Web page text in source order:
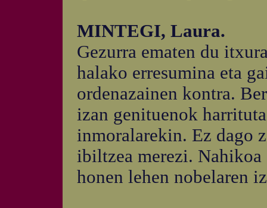
MINTEGI, Laura.
Gezurra ematen du
halako erresumina eta
ordenazainen kontra.
izan genituenok
inmoralarekin. Ez dago
ibiltzea merezi. Nahikoa
honen lehen nobelaren